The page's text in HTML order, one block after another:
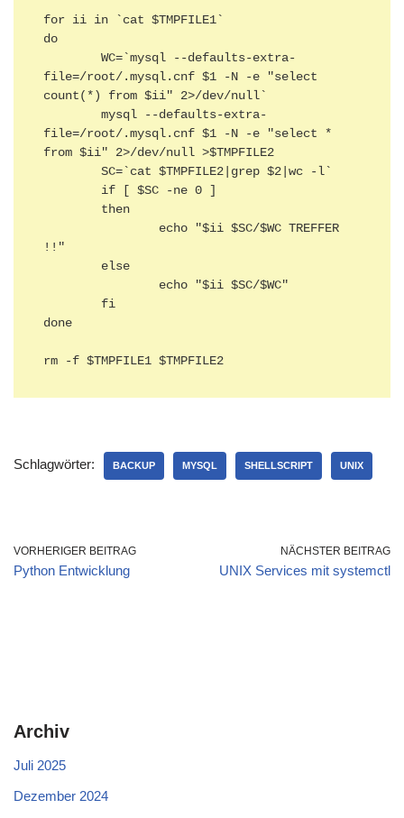
for ii in `cat $TMPFILE1`
do
file=/root/.mysql.cnf $1 -N -e "select
count(*) from $ii" 2>/dev/null`
file=/root/.mysql.cnf $1 -N -e "select *
from $ii" 2>/dev/null >$TMPFILE2
!!"
done
rm -f $TMPFILE1 $TMPFILE2
Schlagwörter: BACKUP MYSQL SHELLSCRIPT UNIX
VORHERIGER BEITRAG
Python Entwicklung
NÄCHSTER BEITRAG
UNIX Services mit systemctl
Archiv
Juli 2025
Dezember 2024